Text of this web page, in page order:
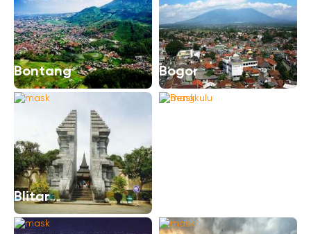
Bontang Bogor
Blitar